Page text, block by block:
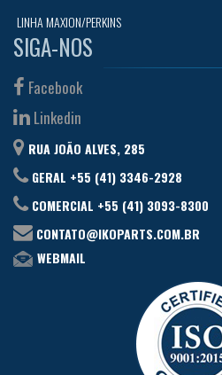
LINHA MAXION/PERKINS
SIGA-NOS
Facebook
Linkedin
RUA JOÃO ALVES, 285
GERAL +55 (41) 3346-2928
COMERCIAL +55 (41) 3093-8300
CONTATO@IKOPARTS.COM.BR
WEBMAIL